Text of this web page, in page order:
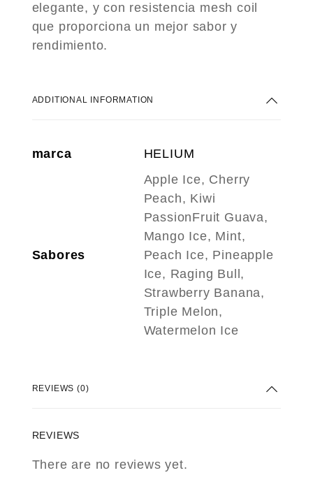
elegante, y con resistencia mesh coil
que proporciona un mejor sabor y
rendimiento.
ADDITIONAL INFORMATION
marca HELIUM
Sabores
Apple Ice, Cherry
Peach, Kiwi
PassionFruit Guava,
Mango Ice, Mint,
Peach Ice, Pineapple
Ice, Raging Bull,
Strawberry Banana,
Triple Melon,
Watermelon Ice
REVIEWS (0)
REVIEWS
There are no reviews yet.